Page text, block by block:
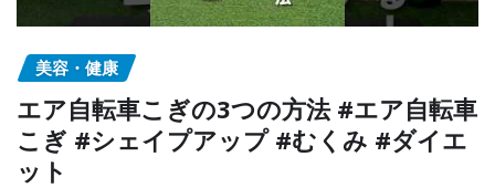
美容・健康
エア自転車こぎの3つの方法 #エア自転車
こぎ #シェイプアップ #むくみ #ダイエ
ット